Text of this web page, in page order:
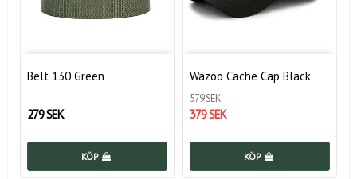
Belt 130 Green
279 SEK
KÖP
Wazoo Cache Cap Black
579 SEK
379 SEK
KÖP